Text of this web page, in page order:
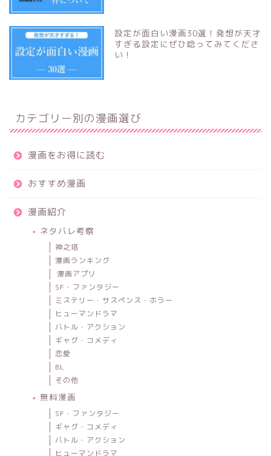
設定が面白い漫画30選！発想が天才
すぎる設定にぜひ唸ってみてくださ
い！
カテゴリー別の漫画選び
漫画をお得に読む
おすすめ漫画
漫画紹介
ネタバレ考察
神之塔
漫画ランキング
漫画アプリ
SF・ファンタジー
ミステリー・サスペンス・ホラー
ヒューマンドラマ
バトル・アクション
ギャグ・コメディ
恋愛
BL
その他
無料漫画
SF・ファンタジー
ギャグ・コメディ
バトル・アクション
ヒューマンドラマ